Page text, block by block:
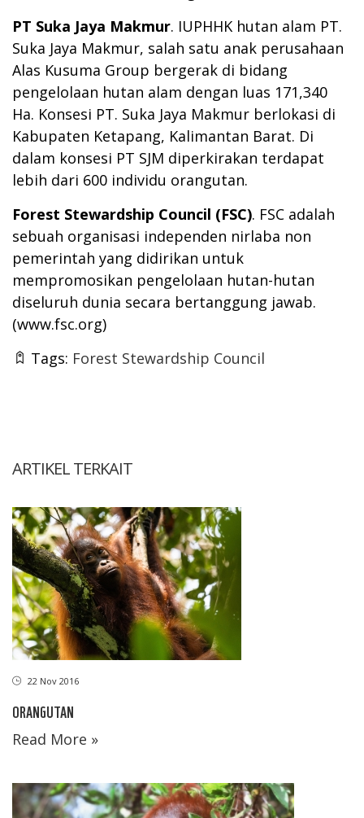
PT Suka Jaya Makmur. IUPHHK hutan alam PT.
Suka Jaya Makmur, salah satu anak perusahaan
Alas Kusuma Group bergerak di bidang
pengelolaan hutan alam dengan luas 171,340
Ha. Konsesi PT. Suka Jaya Makmur berlokasi di
Kabupaten Ketapang, Kalimantan Barat. Di
dalam konsesi PT SJM diperkirakan terdapat
lebih dari 600 individu orangutan.
Forest Stewardship Council (FSC). FSC adalah
sebuah organisasi independen nirlaba non
pemerintah yang didirikan untuk
mempromosikan pengelolaan hutan-hutan
diseluruh dunia secara bertanggung jawab.
(www.fsc.org)
Tags: Forest Stewardship Council
ARTIKEL TERKAIT
22 Nov 2016
ORANGUTAN
Read More »